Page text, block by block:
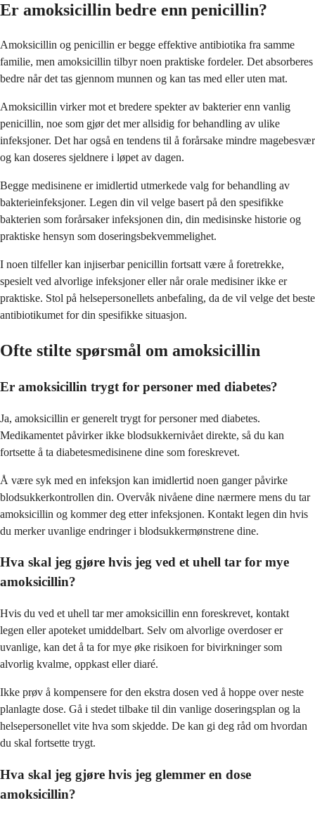
Er amoksicillin bedre enn penicillin?
Amoksicillin og penicillin er begge effektive antibiotika fra samme
familie, men amoksicillin tilbyr noen praktiske fordeler. Det absorberes
bedre når det tas gjennom munnen og kan tas med eller uten mat.
Amoksicillin virker mot et bredere spekter av bakterier enn vanlig
penicillin, noe som gjør det mer allsidig for behandling av ulike
infeksjoner. Det har også en tendens til å forårsake mindre magebesvær
og kan doseres sjeldnere i løpet av dagen.
Begge medisinene er imidlertid utmerkede valg for behandling av
bakterieinfeksjoner. Legen din vil velge basert på den spesifikke
bakterien som forårsaker infeksjonen din, din medisinske historie og
praktiske hensyn som doseringsbekvemmelighet.
I noen tilfeller kan injiserbar penicillin fortsatt være å foretrekke,
spesielt ved alvorlige infeksjoner eller når orale medisiner ikke er
praktiske. Stol på helsepersonellets anbefaling, da de vil velge det beste
antibiotikumet for din spesifikke situasjon.
Ofte stilte spørsmål om amoksicillin
Er amoksicillin trygt for personer med diabetes?
Ja, amoksicillin er generelt trygt for personer med diabetes.
Medikamentet påvirker ikke blodsukkernivået direkte, så du kan
fortsette å ta diabetesmedisinene dine som foreskrevet.
Å være syk med en infeksjon kan imidlertid noen ganger påvirke
blodsukkerkontrollen din. Overvåk nivåene dine nærmere mens du tar
amoksicillin og kommer deg etter infeksjonen. Kontakt legen din hvis
du merker uvanlige endringer i blodsukkermønstrene dine.
Hva skal jeg gjøre hvis jeg ved et uhell tar for mye
amoksicillin?
Hvis du ved et uhell tar mer amoksicillin enn foreskrevet, kontakt
legen eller apoteket umiddelbart. Selv om alvorlige overdoser er
uvanlige, kan det å ta for mye øke risikoen for bivirkninger som
alvorlig kvalme, oppkast eller diaré.
Ikke prøv å kompensere for den ekstra dosen ved å hoppe over neste
planlagte dose. Gå i stedet tilbake til din vanlige doseringsplan og la
helsepersonellet vite hva som skjedde. De kan gi deg råd om hvordan
du skal fortsette trygt.
Hva skal jeg gjøre hvis jeg glemmer en dose
amoksicillin?